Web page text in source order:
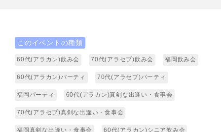
このイベントの種類
60代(アラカン)飲み会 70代(アラセブ)飲み会 福岡飲み会
60代(アラカン)パーティ 70代(アラセブ)パーティ
福岡パーティ 60代(アラカン)真剣な出逢い・食事会
70代(アラセブ)真剣な出逢い・食事会
福岡真剣な出逢い・食事会 60代(アラカン)シニア飲み会